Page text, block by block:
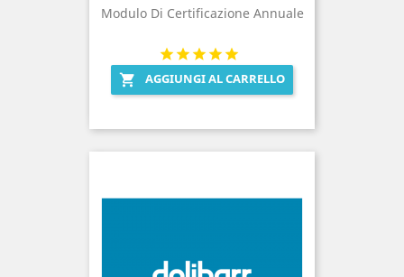
Modulo Di Certificazione Annuale
 AGGIUNGI AL CARRELLO